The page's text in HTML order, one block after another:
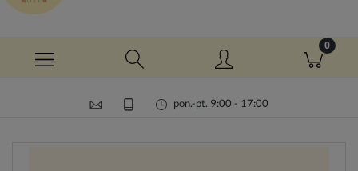
pon.-pt. 9:00 - 17:00